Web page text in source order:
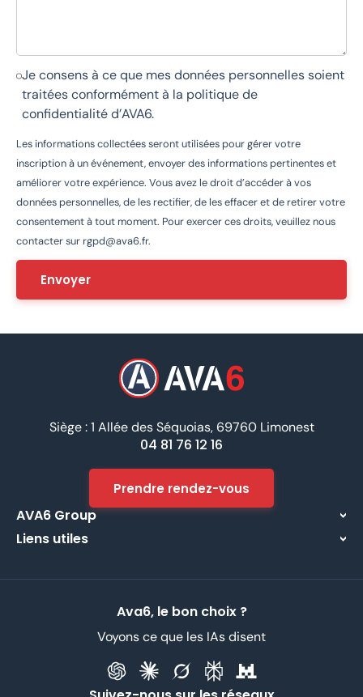
Je consens à ce que mes données personnelles soient
traitées conformément à la politique de
confidentialité d’AVA6.
Les informations collectées seront utilisées pour gérer votre
inscription à un événement, envoyer des informations pertinentes et
améliorer votre expérience. Vous avez le droit d’accéder à vos
données personnelles, de les rectifier, de les effacer et de retirer votre
consentement à tout moment. Pour exercer ces droits, veuillez nous
contacter sur rgpd@ava6.fr.
Siège : 1 Allée des Séquoias, 69760 Limonest
04 81 76 12 16
Prendre rendez-vous
AVA6 Group
À propos
Liens utiles
Ava6, le bon choix ?
Voyons ce que les IAs disent